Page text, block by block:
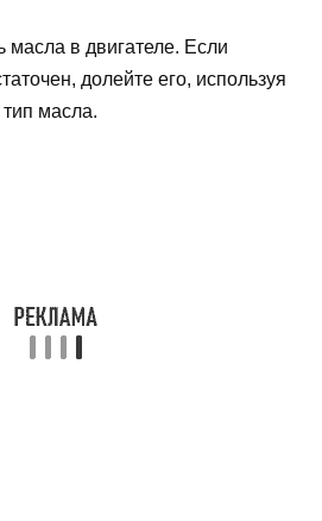
масла в двигателе. Если
долейте его, используя
масла.